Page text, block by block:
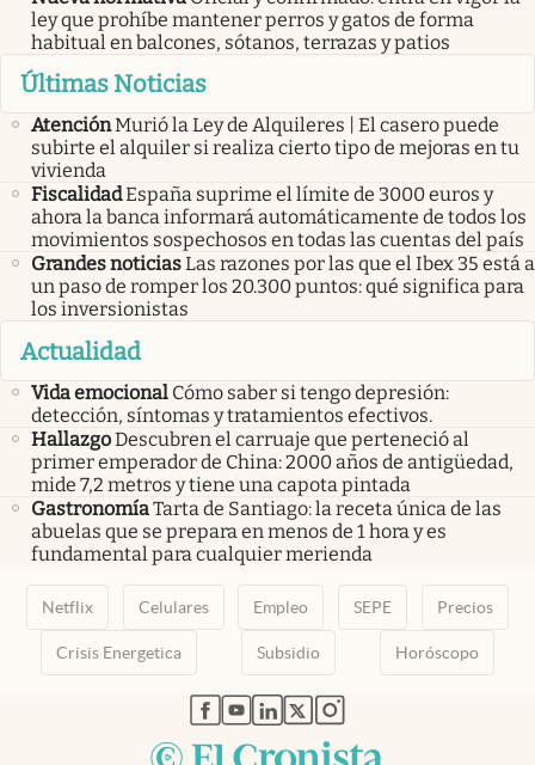
ley que prohíbe mantener perros y gatos de forma
habitual en balcones, sótanos, terrazas y patios
Últimas Noticias
AtenciónMurió la Ley de Alquileres | El casero puede
subirte el alquiler si realiza cierto tipo de mejoras en tu
vivienda
FiscalidadEspaña suprime el límite de 3000 euros y
ahora la banca informará automáticamente de todos los
movimientos sospechosos en todas las cuentas del país
Grandes noticiasLas razones por las que el Ibex 35 está a
un paso de romper los 20.300 puntos: qué significa para
los inversionistas
Actualidad
Vida emocional Cómo saber si tengo depresión:
detección, síntomas y tratamientos efectivos.
HallazgoDescubren el carruaje que perteneció al
primer emperador de China: 2000 años de antigüedad,
mide 7,2 metros y tiene una capota pintada
GastronomíaTarta de Santiago: la receta única de las
abuelas que se prepara en menos de 1 hora y es
fundamental para cualquier merienda
Netflix Celulares Empleo SEPE Precios
Crisis Energetica Subsidio Horóscopo
abre en nueva pestaña
abre en nueva pestaña
abre en nueva pestaña
abre en nueva pestaña
abre en nueva pestaña